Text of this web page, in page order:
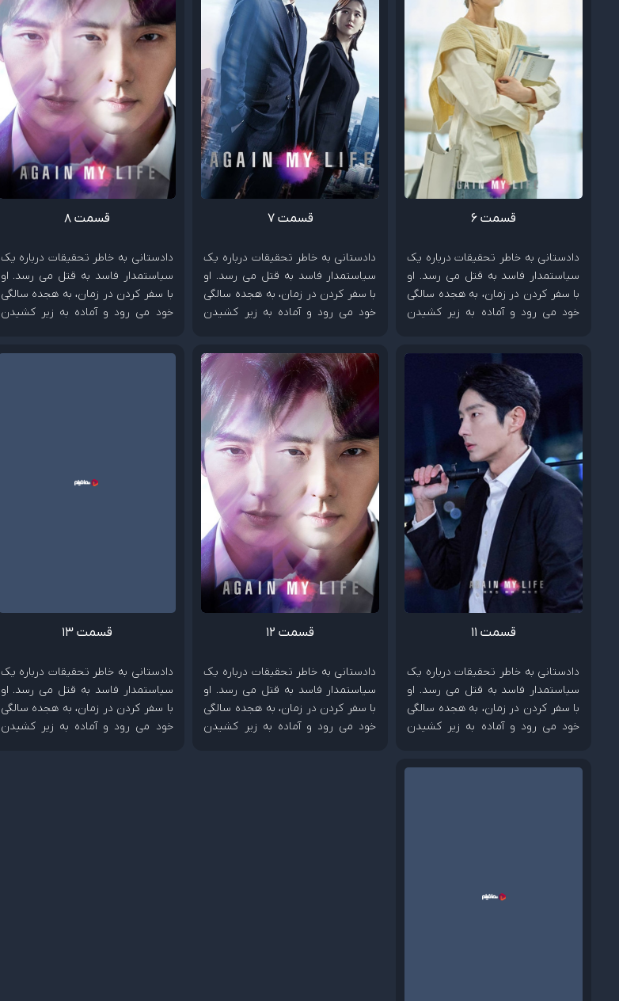
قسمت 6
دادستانی به خاطر تحقیقات درباره یک
سیاستمدار فاسد به قتل می رسد. او
با سفر کردن در زمان، به هجده سالگی
خود می رود و آماده به زیر کشیدن
قسمت 7
دادستانی به خاطر تحقیقات درباره یک
سیاستمدار فاسد به قتل می رسد. او
با سفر کردن در زمان، به هجده سالگی
خود می رود و آماده به زیر کشیدن
قسمت 8
دادستانی به خاطر تحقیقات درباره یک
سیاستمدار فاسد به قتل می رسد. او
با سفر کردن در زمان، به هجده سالگی
خود می رود و آماده به زیر کشیدن
قسمت 11
دادستانی به خاطر تحقیقات درباره یک
سیاستمدار فاسد به قتل می رسد. او
با سفر کردن در زمان، به هجده سالگی
خود می رود و آماده به زیر کشیدن
قسمت 12
دادستانی به خاطر تحقیقات درباره یک
سیاستمدار فاسد به قتل می رسد. او
با سفر کردن در زمان، به هجده سالگی
خود می رود و آماده به زیر کشیدن
قسمت 13
دادستانی به خاطر تحقیقات درباره یک
سیاستمدار فاسد به قتل می رسد. او
با سفر کردن در زمان، به هجده سالگی
خود می رود و آماده به زیر کشیدن